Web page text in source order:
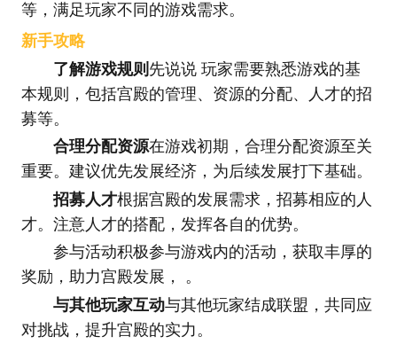
等，满足玩家不同的游戏需求。
新手攻略
了解游戏规则 先说说 玩家需要熟悉游戏的基
本规则，包括宫殿的管理、资源的分配、人才的招
募等。
合理分配资源在游戏初期，合理分配资源至关
重要。建议优先发展经济，为后续发展打下基础。
招募人才根据宫殿的发展需求，招募相应的人
才。注意人才的搭配，发挥各自的优势。
参与活动积极参与游戏内的活动，获取丰厚的
奖励，助力宫殿发展， 。
与其他玩家互动与其他玩家结成联盟，共同应
对挑战，提升宫殿的实力。